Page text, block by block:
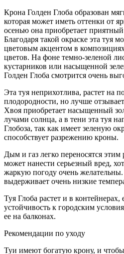
Крона Голден Глоба образован
которая может иметь оттенки от
осенью она приобретает
Благодаря такой окраске эта туя
цветовым акцентом в
цветов. На фоне темно-зеленой
кустарников или насыщенной
Голден Глоба смотрится очень
Эта туя неприхотлива, растет на
плодородности, но лучше
Хвоя приобретает насыщенный
лучами солнца, а в тени эта туя
Глобоза, так как имеет зеленую
способствует разрежению кроны.
Дым и газ легко переносятся этим
может нанести серьезный вред,
жаркую погоду очень
выдерживает очень низкие
Туя Глоба растет и в
устойчивость к городским
ее на балконах.
Рекомендации по уходу
Туи имеют богатую крону, и чтобы